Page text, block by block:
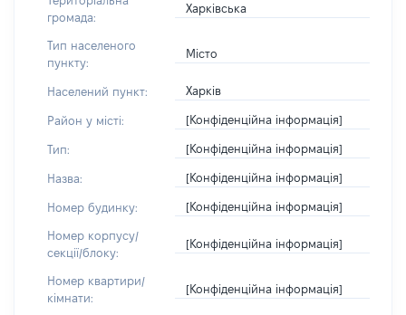
громада:
Харківська
Тип населеного
пункту:
Місто
Населений пункт: Харків
Район у місті: [Конфіденційна інформація]
Тип: [Конфіденційна інформація]
Назва: [Конфіденційна інформація]
Номер будинку: [Конфіденційна інформація]
Номер корпусу/
секції/блоку:
[Конфіденційна інформація]
Номер квартири/
кімнати:
[Конфіденційна інформація]